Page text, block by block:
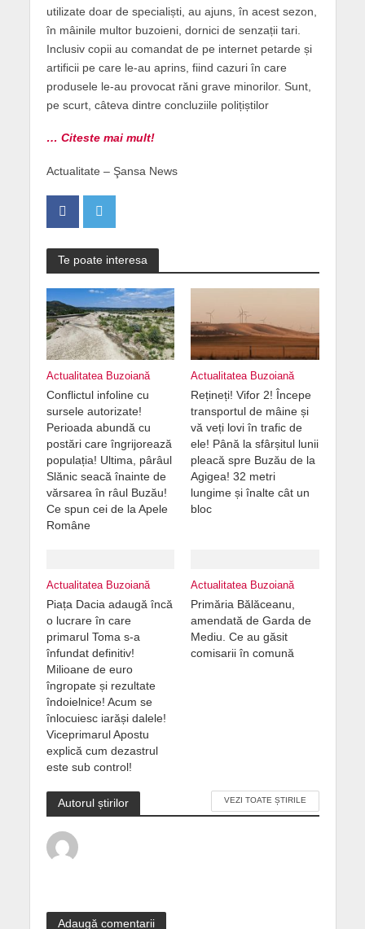
utilizate doar de specialiști, au ajuns, în acest sezon,
în mâinile multor buzoieni, dornici de senzații tari.
Inclusiv copii au comandat de pe internet petarde și
artificii pe care le-au aprins, fiind cazuri în care
produsele le-au provocat răni grave minorilor. Sunt,
pe scurt, câteva dintre concluziile polițiștilor
… Citeste mai mult!
Actualitate – Şansa News
Te poate interesa
Actualitatea Buzoiană
Conflictul infoline cu
sursele autorizate!
Perioada abundă cu
postări care îngrijorează
populația! Ultima, pârâul
Slănic seacă înainte de
vărsarea în râul Buzău!
Ce spun cei de la Apele
Române
Actualitatea Buzoiană
Rețineți! Vifor 2! Începe
transportul de mâine și
vă veți lovi în trafic de
ele! Până la sfârșitul lunii
pleacă spre Buzău de la
Agigea! 32 metri
lungime și înalte cât un
bloc
Actualitatea Buzoiană
Piața Dacia adaugă încă
o lucrare în care
primarul Toma s-a
înfundat definitiv!
Milioane de euro
îngropate și rezultate
îndoielnice! Acum se
înlocuiesc iarăși dalele!
Viceprimarul Apostu
explică cum dezastrul
este sub control!
Actualitatea Buzoiană
Primăria Bălăceanu,
amendată de Garda de
Mediu. Ce au găsit
comisarii în comună
Autorul știrilor VEZI TOATE ȘTIRILE
Adaugă comentarii